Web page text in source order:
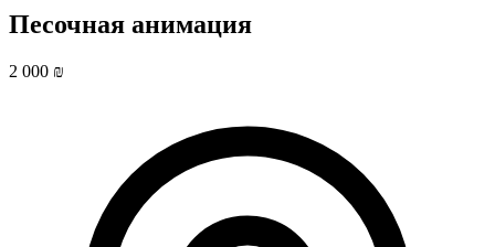
Песочная анимация
2 000 ₪